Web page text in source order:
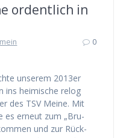
ordent­lich in
0
unse­rem 2013er
ins hei­mi­sche relog
des TSV Mei­ne. Mit
es erneut zum „Bru­­
und zur Rück­